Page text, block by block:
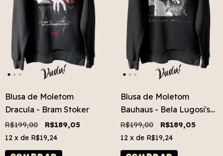
Blusa de Moletom
Dracula - Bram Stoker
R$199,00 R$189,05
12 x de R$19,24
Blusa de Moletom
Bauhaus - Bela Lugosi's
Dead
R$199,00 R$189,05
12 x de R$19,24